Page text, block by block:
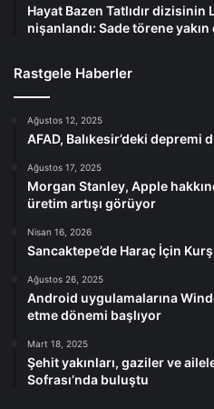
Hayat Bazen Tatlıdır dizisinin
nişanlandı: Sade törene yakın
Rastgele Haberler
Ağustos 12, 2025
AFAD, Balıkesir’deki depremi
Ağustos 17, 2025
Morgan Stanley, Apple
üretim artışı görüyor
Nisan 16, 2026
Sancaktepe’de Haraç İçin
Ağustos 26, 2025
Android uygulamalarına
etme dönemi başlıyor
Mart 18, 2025
Şehit yakınları, gaziler ve
Sofrası’nda buluştu